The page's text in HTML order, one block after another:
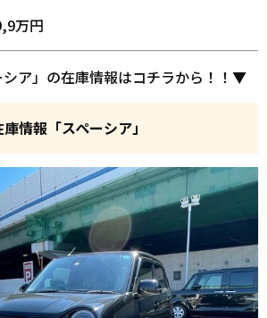
万円
ア」の在庫情報はコチラから！！▼
情報「スペーシア」